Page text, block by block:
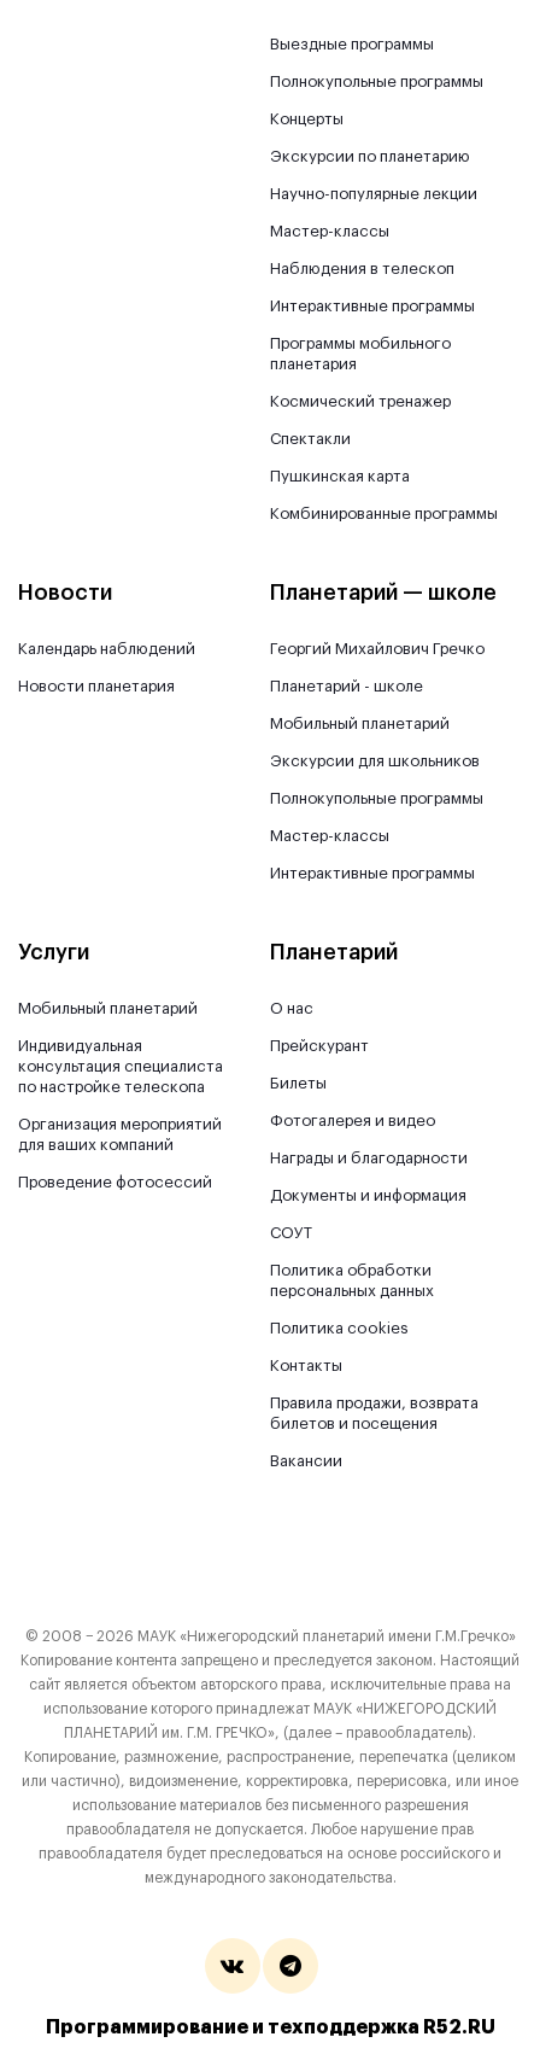
Выездные программы
Полнокупольные программы
Концерты
Экскурсии по планетарию
Научно-популярные лекции
Мастер-классы
Наблюдения в телескоп
Интерактивные программы
Программы мобильного
планетария
Космический тренажер
Спектакли
Пушкинская карта
Комбинированные программы
Новости
Календарь наблюдений
Новости планетария
Планетарий — школе
Георгий Михайлович Гречко
Планетарий - школе
Мобильный планетарий
Экскурсии для школьников
Полнокупольные программы
Мастер-классы
Интерактивные программы
Услуги
Мобильный планетарий
Индивидуальная
консультация специалиста
по настройке телескопа
Организация мероприятий
для ваших компаний
Проведение фотосессий
Планетарий
О нас
Прейскурант
Билеты
Фотогалерея и видео
Награды и благодарности
Документы и информация
СОУТ
Политика обработки
персональных данных
Политика cookies
Контакты
Правила продажи, возврата
билетов и посещения
Вакансии
© 2008 − 2026 МАУК «Нижегородский планетарий имени Г.М.Гречко»
Копирование контента запрещено и преследуется законом. Настоящий
сайт является объектом авторского права, исключительные права на
использование которого принадлежат МАУК «НИЖЕГОРОДСКИЙ
ПЛАНЕТАРИЙ им. Г.М. ГРЕЧКО», (далее – правообладатель).
Копирование, размножение, распространение, перепечатка (целиком
или частично), видоизменение, корректировка, перерисовка, или иное
использование материалов без письменного разрешения
правообладателя не допускается. Любое нарушение прав
правообладателя будет преследоваться на основе российского и
международного законодательства.
Программирование и техподдержка R52.RU